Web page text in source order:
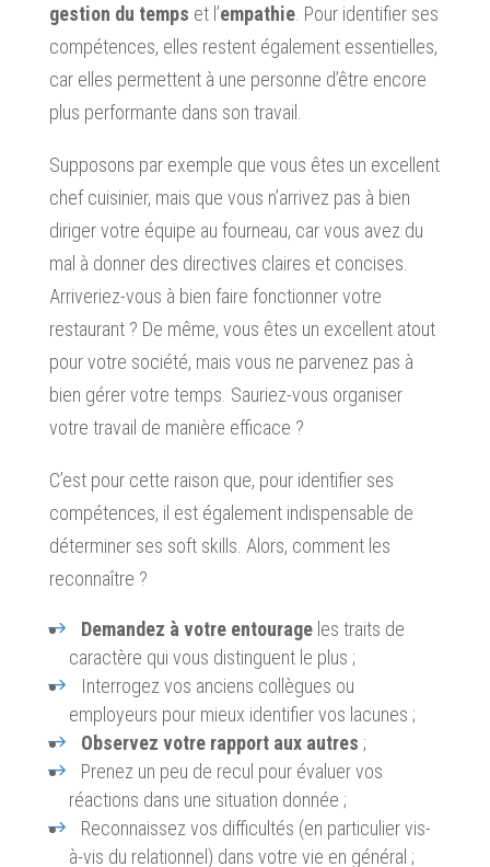
gestion du temps et l’empathie. Pour identifier ses
compétences, elles restent également essentielles,
car elles permettent à une personne d’être encore
plus performante dans son travail.
Supposons par exemple que vous êtes un excellent
chef cuisinier, mais que vous n’arrivez pas à bien
diriger votre équipe au fourneau, car vous avez du
mal à donner des directives claires et concises.
Arriveriez-vous à bien faire fonctionner votre
restaurant ? De même, vous êtes un excellent atout
pour votre société, mais vous ne parvenez pas à
bien gérer votre temps. Sauriez-vous organiser
votre travail de manière efficace ?
C’est pour cette raison que, pour identifier ses
compétences, il est également indispensable de
déterminer ses soft skills. Alors, comment les
reconnaître ?
Demandez à votre entourage les traits de
caractère qui vous distinguent le plus ;
Interrogez vos anciens collègues ou
employeurs pour mieux identifier vos lacunes ;
Observez votre rapport aux autres ;
Prenez un peu de recul pour évaluer vos
réactions dans une situation donnée ;
Reconnaissez vos difficultés (en particulier vis-
à-vis du relationnel) dans votre vie en général ;